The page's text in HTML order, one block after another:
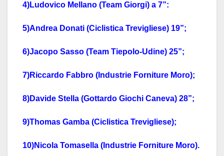
4)Ludovico Mellano (Team Giorgi) a 7”:
5)Andrea Donati (Ciclistica Trevigliese) 19”;
6)Jacopo Sasso (Team Tiepolo-Udine) 25”;
7)Riccardo Fabbro (Industrie Forniture Moro);
8)Davide Stella (Gottardo Giochi Caneva) 28”;
9)Thomas Gamba (Ciclistica Trevigliese);
10)Nicola Tomasella (Industrie Forniture Moro).